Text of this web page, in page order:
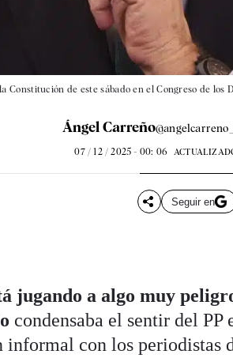
de este sábado en el Congreso de los
Ángel Carreño@angelcarreno_
07 / 12 / 2025 - 00: 06
Seguir en
jugando a algo muy
condensaba el sentir del
informal con los periodistas